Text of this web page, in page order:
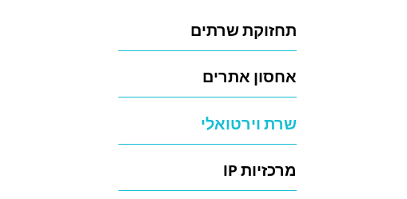
תחזוקת שרתים
אחסון אתרים
שרת וירטואלי
מרכזיות IP